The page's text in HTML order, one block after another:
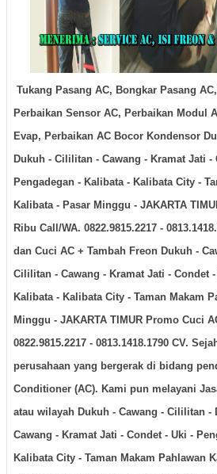
Tukang Pasang AC, Bongkar Pasang
Perbaikan Sensor AC, Perbaikan Modul
Evap, Perbaikan AC Bocor Kondensor
Dukuh - Cililitan - Cawang - Kramat Jati -
Pengadegan - Kalibata - Kalibata City -
Kalibata - Pasar Minggu - JAKARTA
Ribu Call/WA. 0822.9815.2217 -
dan Cuci AC + Tambah Freon Dukuh -
Cililitan - Cawang - Kramat Jati - Condet
Kalibata - Kalibata City - Taman Makam
Minggu - JAKARTA TIMUR Promo Cuci
0822.9815.2217 - 0813.1418.1790 CV.
perusahaan yang bergerak di bidang
Conditioner (AC). Kami pun melayani
atau wilayah Dukuh - Cawang - Cililitan
Cawang - Kramat Jati - Condet - Uki -
Kalibata City - Taman Makam Pahlawan